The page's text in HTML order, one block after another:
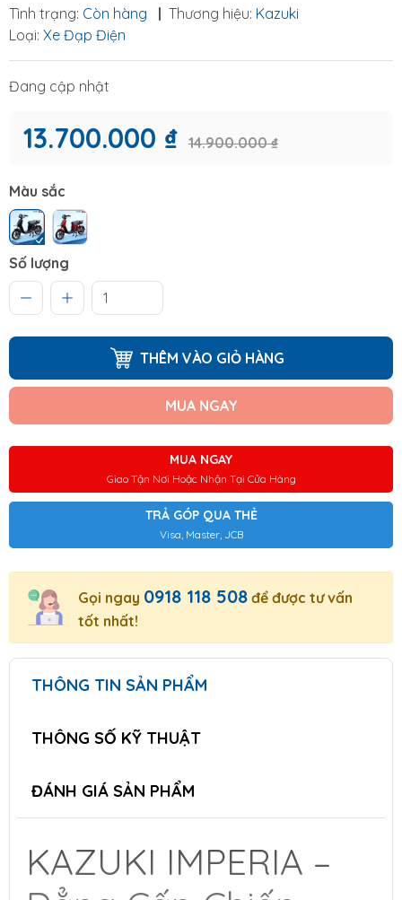
Tình trạng: Còn hàng | Thương hiệu: Kazuki
Loại: Xe Đạp Điện
Đang cập nhật
13.700.000 ₫ 14.900.000 ₫
Màu sắc
Số lượng
THÊM VÀO GIỎ HÀNG
MUA NGAY
MUA NGAY
Giao Tận Nơi Hoặc Nhận Tại Cửa Hàng
TRẢ GÓP QUA THẺ
Visa, Master, JCB
Gọi ngay 0918 118 508 để được tư vấn
tốt nhất!
THÔNG TIN SẢN PHẨM
THÔNG SỐ KỸ THUẬT
ĐÁNH GIÁ SẢN PHẨM
KAZUKI IMPERIA –